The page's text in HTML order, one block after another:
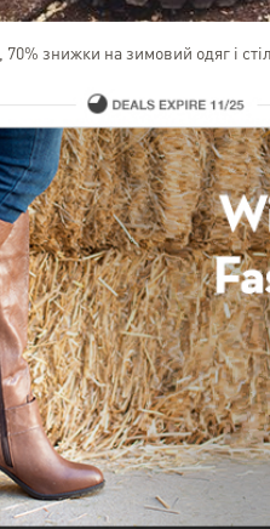
знижки на зимовий одяг і